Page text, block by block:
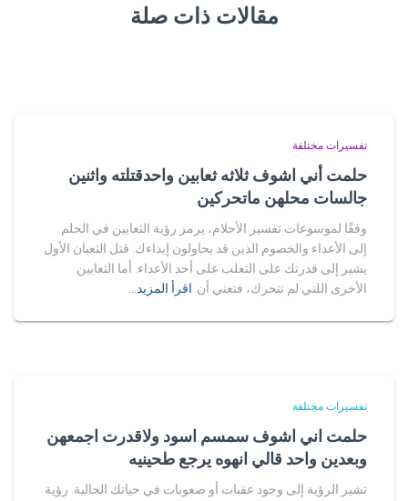
مقالات ذات صلة
تفسيرات مختلفة
حلمت أني اشوف ثلاثه ثعابين واحدقتلته واثنين
جالسات محلهن ماتحركين
وفقًا لموسوعات تفسير الأحلام، يرمز رؤية الثعابين في الحلم
إلى الأعداء والخصوم الذين قد يحاولون إيذاءك. قتل الثعبان الأول
يشير إلى قدرتك على التغلب على أحد الأعداء. أما الثعابين
الأخرى اللتي لم تتحرك، فتعني أن اقرأ المزيد…
تفسيرات مختلفة
حلمت اني اشوف سمسم اسود ولاقدرت اجمعهن
وبعدين واحد قالي انهوه يرجع طحينيه
تشير الرؤية إلى وجود عقبات أو صعوبات في حياتك الحالية. رؤية